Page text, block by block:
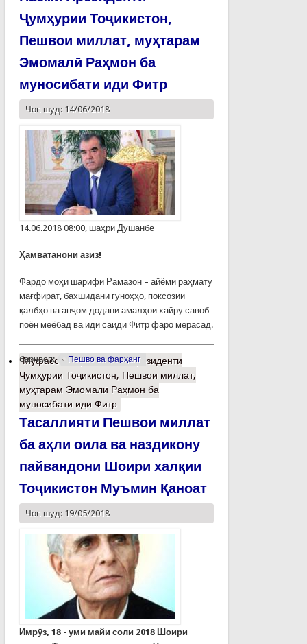
Ҷумҳурии Тоҷикистон,
Пешвои миллат, муҳтарам
Эмомалӣ Раҳмон ба
муносибати иди Фитр
Чоп шуд: 14/06/2018
14.06.2018 08:00, шаҳри Душанбе
Ҳамватанони азиз!
Фардо моҳи шарифи Рамазон – айёми раҳмату
мағфират, бахшидани гуноҳҳо, поксозии
қалбҳо ва анҷом додани амалҳои хайру савоб
поён меёбад ва иди саиди Фитр фаро мерасад.
барчасп: Пешво ва фарҳанг
Муфассалтаро Паёми Президенти
Ҷумҳурии Тоҷикистон, Пешвои миллат,
муҳтарам Эмомалӣ Раҳмон ба
муносибати иди Фитр
Тасаллияти Пешвои миллат
ба аҳли оила ва наздикону
пайвандони Шоири халқии
Тоҷикистон Муъмин Қаноат
Чоп шуд: 19/05/2018
Имрӯз, 18 - уми майи соли 2018 Шоири